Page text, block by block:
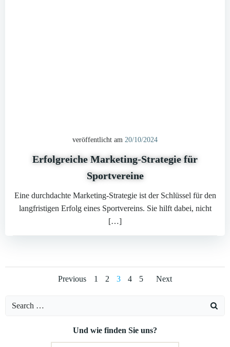
veröffentlicht am 20/10/2024
Erfolgreiche Marketing-Strategie für
Sportvereine
Eine durchdachte Marketing-Strategie ist der Schlüssel für den
langfristigen Erfolg eines Sportvereins. Sie hilft dabei, nicht
[…]
Posts
Previous
Posts
Page
1 Page
2 Page
3 Page
4 Page
5
Posts
Next
Search
Und wie finden Sie uns?